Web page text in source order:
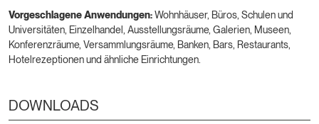
Vorgeschlagene Anwendungen:Wohnhäuser, Büros, Schulen und
Universitäten, Einzelhandel, Ausstellungsräume, Galerien, Museen,
Konferenzräume, Versammlungsräume, Banken, Bars, Restaurants,
Hotelrezeptionen und ähnliche Einrichtungen.
DOWNLOADS